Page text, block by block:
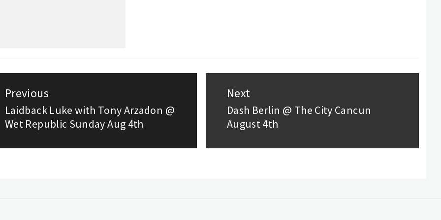
Previous
Previous
post:
Laidback Luke with Tony Arzadon @
Wet Republic Sunday Aug 4th
Next
Next
post:
Dash Berlin @ The City Cancun
August 4th